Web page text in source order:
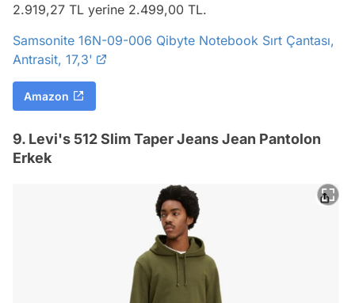
2.919,27 TL yerine 2.499,00 TL.
Samsonite 16N-09-006 Qibyte Notebook Sırt Çantası,
Antrasit, 17,3'
Amazon
9. Levi's 512 Slim Taper Jeans Jean Pantolon
Erkek